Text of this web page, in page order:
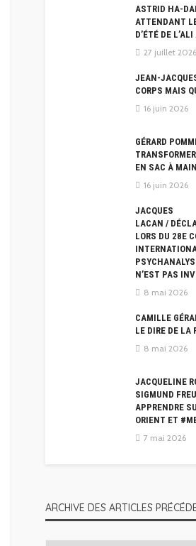
ASTRID HA-
ATTENDANT
D’ÉTÉ DE
27 juillet 2026
JEAN-
CORPS MAIS
16 juin 2026
GÉRARD
EN SAC À
16 juin 2026
JACQUES
LACAN /
LORS DU 28E
N’EST PAS
8 mai 2026
CAMILLE
LE DIRE DE LA
8 mai 2026
JACQUELINE
SIGMUND
APPRENDRE
ORIENT ET
7 mai 2026
ARCHIVE DES ARTICLES